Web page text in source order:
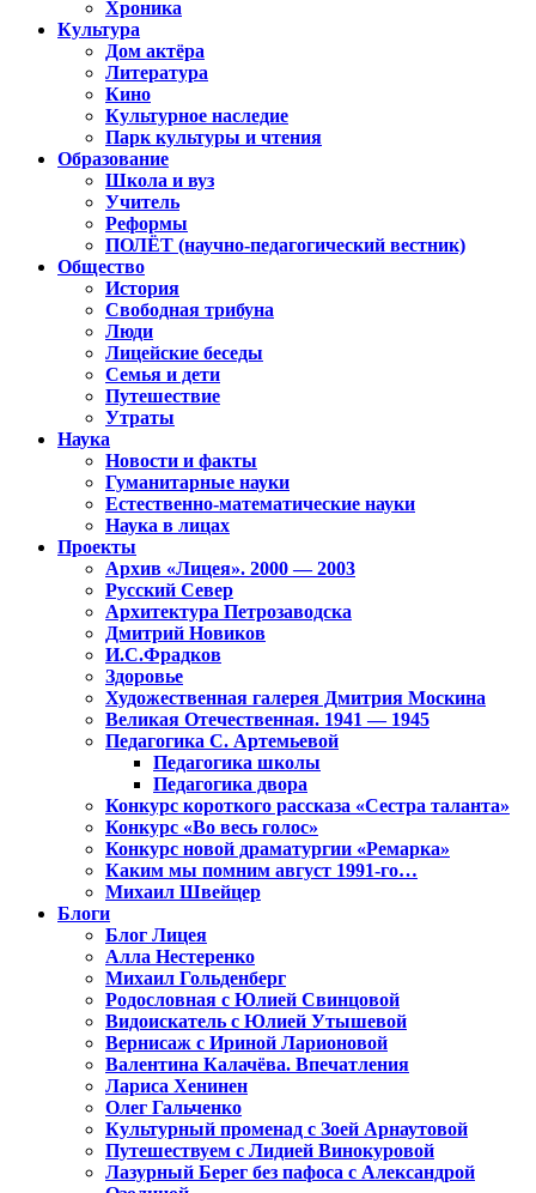
Хроника
Культура
Дом актёра
Литература
Кино
Культурное наследие
Парк культуры и чтения
Образование
Школа и вуз
Учитель
Реформы
ПОЛЁТ (научно-педагогический вестник)
Общество
История
Свободная трибуна
Люди
Лицейские беседы
Семья и дети
Путешествие
Утраты
Наука
Новости и факты
Гуманитарные науки
Естественно-математические науки
Наука в лицах
Проекты
Архив «Лицея». 2000 — 2003
Русский Север
Архитектура Петрозаводска
Дмитрий Новиков
И.С.Фрадков
Здоровье
Художественная галерея Дмитрия Москина
Великая Отечественная. 1941 — 1945
Педагогика С. Артемьевой
Педагогика школы
Педагогика двора
Конкурс короткого рассказа «Сестра таланта»
Конкурс «Во весь голос»
Конкурс новой драматургии «Ремарка»
Каким мы помним август 1991-го…
Михаил Швейцер
Блоги
Блог Лицея
Алла Нестеренко
Михаил Гольденберг
Родословная с Юлией Свинцовой
Видоискатель с Юлией Утышевой
Вернисаж с Ириной Ларионовой
Валентина Калачёва. Впечатления
Лариса Хенинен
Олег Гальченко
Культурный променад с Зоей Арнаутовой
Путешествуем с Лидией Винокуровой
Лазурный Берег без пафоса с Александрой